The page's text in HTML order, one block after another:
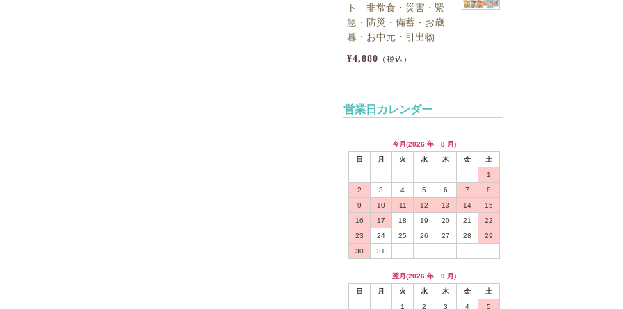
ト 非常食・災害・緊
急・防災・備蓄・お歳
暮・お中元・引出物
¥4,880 （税込）
営業日カレンダー
今月(2026 年 8 月)
日
月 火 水 木 金
土
1
2
3 4 5 6 7
8
9
10 11 12 13 14
15
16
17 18 19 20 21
22
23
24 25 26 27 28
29
30
31
翌月(2026 年 9 月)
日
月 火 水 木 金
土
1
2 3 4 5